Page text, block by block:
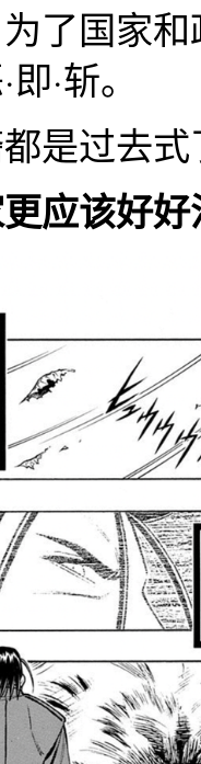
了国家
·斩。
是过去
应该好